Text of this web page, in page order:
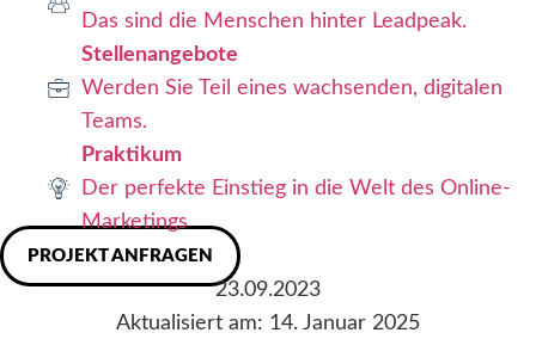
Das sind die Menschen hinter Leadpeak.
Stellenangebote
Werden Sie Teil eines wachsenden, digitalen
Teams.
Praktikum
Der perfekte Einstieg in die Welt des Online-
Marketings
PROJEKT ANFRAGEN
23.09.2023
Aktualisiert am: 14. Januar 2025